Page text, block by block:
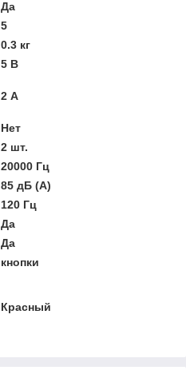
Да
5
0.3 кг
5 В
2 А
Нет
2 шт.
20000 Гц
85 дБ (A)
120 Гц
Да
Да
кнопки
Красный